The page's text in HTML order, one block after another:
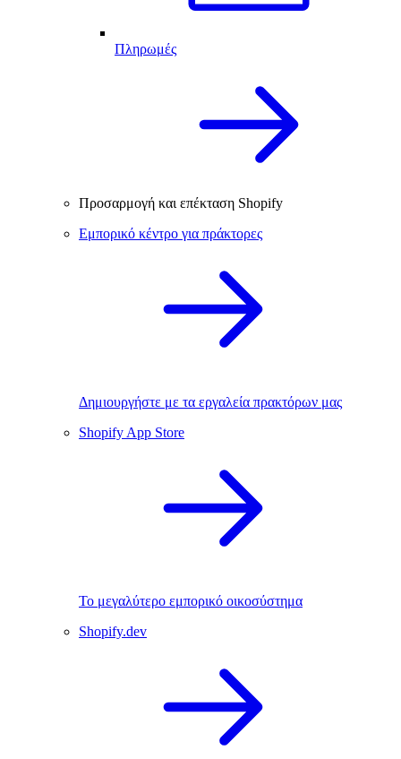
Πληρωμές
Προσαρμογή και επέκταση Shopify
Εμπορικό κέντρο για πράκτορες
Δημιουργήστε με τα εργαλεία πρακτόρων μας
Shopify App Store
Το μεγαλύτερο εμπορικό οικοσύστημα
Shopify.dev